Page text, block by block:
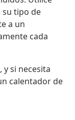
su tipo de
a un
cada
y si necesita
calentador de